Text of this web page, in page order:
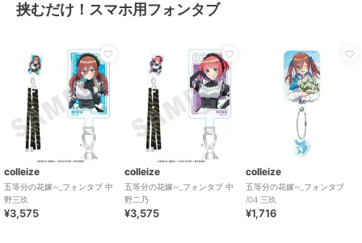
挟むだけ！スマホ用フォンタブ
colleize
五等分の花嫁∽_フォンタブ 中
野三玖
¥3,575
colleize
五等分の花嫁∽_フォンタブ 中
野二乃
¥3,575
colleize
五等分の花嫁∽_フォンタブ
/04 三玖
¥1,716